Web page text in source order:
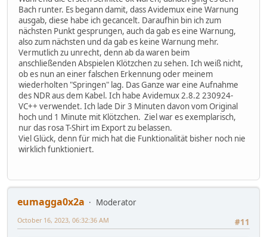
Bach runter. Es begann damit, dass Avidemux eine Warnung
ausgab, diese habe ich gecancelt. Daraufhin bin ich zum
nächsten Punkt gesprungen, auch da gab es eine Warnung,
also zum nächsten und da gab es keine Warnung mehr.
Vermutlich zu unrecht, denn ab da waren beim
anschließenden Abspielen Klötzchen zu sehen. Ich weiß nicht,
ob es nun an einer falschen Erkennung oder meinem
wiederholten "Springen" lag. Das Ganze war eine Aufnahme
des NDR aus dem Kabel. Ich habe Avidemux 2.8.2 230924-
VC++ verwendet. Ich lade Dir 3 Minuten davon vom Original
hoch und 1 Minute mit Klötzchen. Ziel war es exemplarisch,
nur das rosa T-Shirt im Export zu belassen.
Viel Glück, denn für mich hat die Funktionalität bisher noch nie
wirklich funktioniert.
eumagga0x2a
Moderator
#11
October 16, 2023, 06:32:36 AM